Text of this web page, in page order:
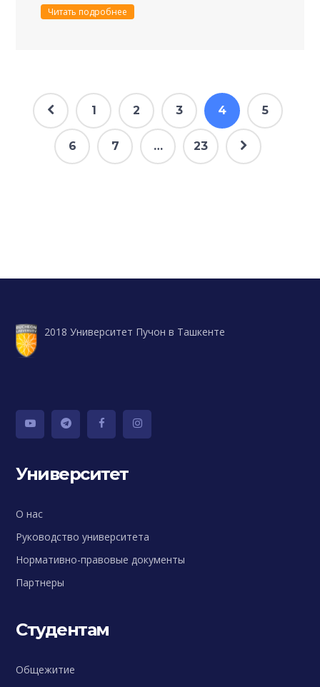
Читать подробнее
1 2 3 4 5
6 7 … 23
2018 Университет Пучон в Ташкенте
Университет
О нас
Руководство университета
Нормативно-правовые документы
Партнеры
Студентам
Общежитие